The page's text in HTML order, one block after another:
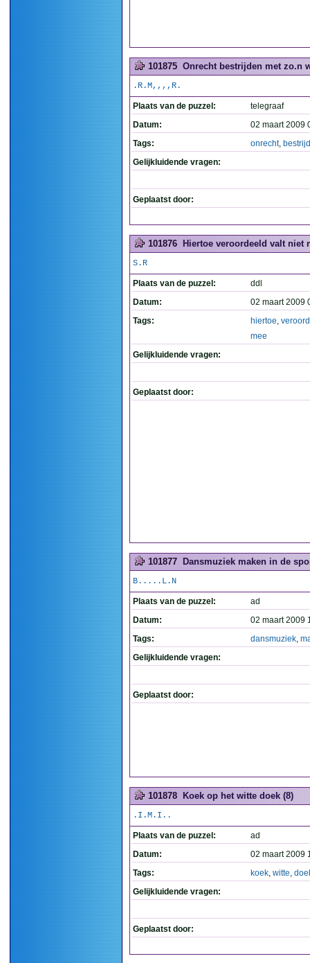
101875 Onrecht bestrijden met zo.n
.R.M,,,,R.
Plaats van de puzzel:
telegraaf
Datum:
02 maart 2009
Tags:
onrecht,
Gelijkluidende vragen:
Geplaatst door:
101876 Hiertoe veroordeeld valt niet
S.R
Plaats van de puzzel:
ddl
Datum:
02 maart 2009
Tags:
hiertoe,
mee
Gelijkluidende vragen:
Geplaatst door:
101877 Dansmuziek maken in de
B.....L.N
Plaats van de puzzel:
ad
Datum:
02 maart 2009
Tags:
dansmuziek,
Gelijkluidende vragen:
Geplaatst door:
101878 Koek op het witte doek (8)
.I.M.I..
Plaats van de puzzel:
ad
Datum:
02 maart 2009
Tags:
koek, witte,
Gelijkluidende vragen:
Geplaatst door: